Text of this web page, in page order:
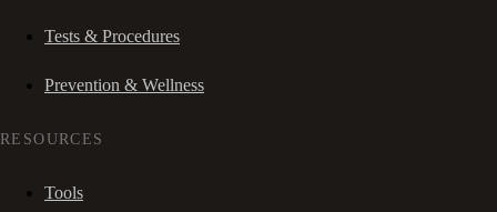
Tests & Procedures
Prevention & Wellness
RESOURCES
Tools